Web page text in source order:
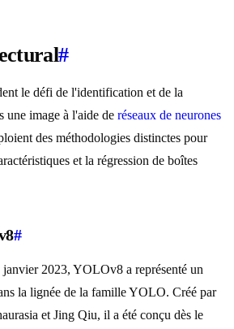
#
le défi de l'identification et de la
une image à l'aide de réseaux de neurones
des méthodologies distinctes pour
et la régression de boîtes
#
2023, YOLOv8 a représenté un
la lignée de la famille YOLO. Créé par
et Jing Qiu, il a été conçu dès le